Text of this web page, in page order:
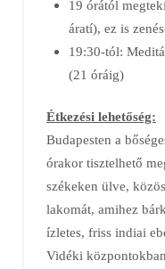
19 órától
áratí), ez is
19:30-tól:
(21 óráig)
Étkezési lehetőség:
Budapesten a
órakor tisztelhető
székeken ülve,
lakomát, amihez
ízletes, friss indiai
Vidéki